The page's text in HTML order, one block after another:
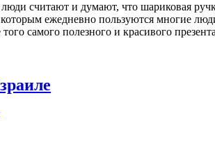
считают и думают, что шариковая
ежедневно пользуются многие
самого полезного и красивого